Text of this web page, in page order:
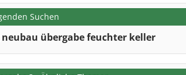
Suchen
übergabe feuchter keller